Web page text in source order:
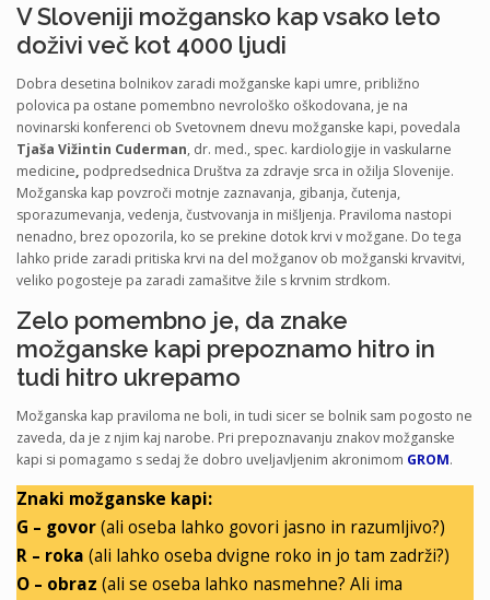
V Sloveniji možgansko kap vsako leto
doživi več kot 4000 ljudi
Dobra desetina bolnikov zaradi možganske kapi umre, približno
polovica pa ostane pomembno nevrološko oškodovana, je na
novinarski konferenci ob Svetovnem dnevu možganske kapi, povedala
Tjaša Vižintin Cuderman, dr. med., spec. kardiologije in vaskularne
medicine, podpredsednica Društva za zdravje srca in ožilja Slovenije.
Možganska kap povzroči motnje zaznavanja, gibanja, čutenja,
sporazumevanja, vedenja, čustvovanja in mišljenja. Praviloma nastopi
nenadno, brez opozorila, ko se prekine dotok krvi v možgane. Do tega
lahko pride zaradi pritiska krvi na del možganov ob možganski krvavitvi,
veliko pogosteje pa zaradi zamašitve žile s krvnim strdkom.
Zelo pomembno je, da znake
možganske kapi prepoznamo hitro in
tudi hitro ukrepamo
Možganska kap praviloma ne boli, in tudi sicer se bolnik sam pogosto ne
zaveda, da je z njim kaj narobe. Pri prepoznavanju znakov možganske
kapi si pomagamo s sedaj že dobro uveljavljenim akronimom GROM.
Znaki možganske kapi:
G – govor(ali oseba lahko govori jasno in razumljivo?)
R – roka (ali lahko oseba dvigne roko in jo tam zadrži?)
O – obraz (ali se oseba lahko nasmehne? Ali ima